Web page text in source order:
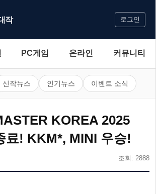
작 로그인
PC게임 온라인 커뮤니티
신작뉴스 인기뉴스 이벤트 소식
KOREA 2025
료! KKM*, MINI 우승!
조회: 2888